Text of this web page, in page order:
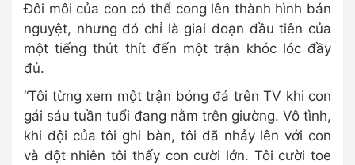
Đôi môi của con có thể cong lên thành hình bán
nguyệt, nhưng đó chỉ là giai đoạn đầu tiên của
một tiếng thút thít đến một trận khóc lóc đầy
đủ.
“Tôi từng xem một trận bóng đá trên TV khi con
gái sáu tuần tuổi đang nằm trên giường. Vô tình,
khi đội của tôi ghi bàn, tôi đã nhảy lên với con
và đột nhiên tôi thấy con cười lớn. Tôi cười toe